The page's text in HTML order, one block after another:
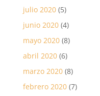
julio 2020(5)
junio 2020(4)
mayo 2020(8)
abril 2020(6)
marzo 2020(8)
febrero 2020(7)